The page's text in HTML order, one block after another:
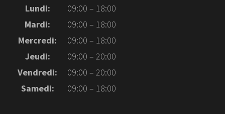
Lundi:
09:00 – 18:00
Mardi:
09:00 – 18:00
Mercredi:
09:00 – 18:00
Jeudi:
09:00 – 20:00
Vendredi:
09:00 – 20:00
Samedi:
09:00 – 18:00